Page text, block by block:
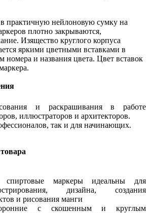
практичную нейлоновую сумку на
плотно закрываются,
Изящество круглого корпуса
яркими цветными вставками в
номера и названия цвета. Цвет вставок
и раскрашивания в работе
иллюстраторов и архитекторов.
так и для начинающих.
спиртовые маркеры идеальны для
дизайна, создания
и рисования манги
с скошенным и круглым